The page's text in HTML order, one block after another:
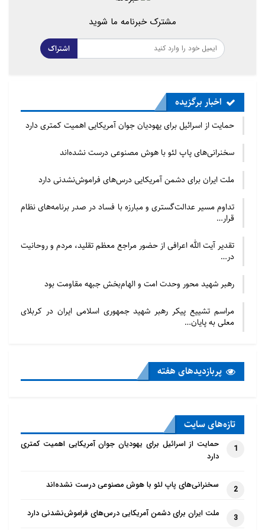
حمله روز پنج‌شنبه در محل مسجد شهر اوپسالا حاضر
جامعه مسلمان سوئد به یادگار گذاشتند.
مطالبی که در قلب‌های کوچک و رنگارنگی تعبیه شده بود
آن‌ها را بر روی درب‌ و
دیوار مسجد چسباندند.
منبع : ابنا
مشترک خبرنامه ما شوید
اشتراک
اخبار برگزیده
حمایت از اسرائیل برای یهودیان جوان آمریکایی اهمیت کمتری دارد
سخنرانی‌های پاپ لئو با هوش مصنوعی درست نشده‌اند
ملت ایران برای دشمن آمریکایی درس‌های فراموش‌نشدنی دارد
تداوم مسیر عدالت‌گستری و مبارزه با فساد در صدر برنامه‌های نظام
قرار…
تقدیر آیت الله اعرافی از حضور مراجع معظم تقلید، مردم و روحانیت
در…
رهبر شهید محور وحدت امت و الهام‌بخش جبهه مقاومت بود
مراسم تشییع پیکر رهبر شهید جمهوری اسلامی ایران در کربلای
معلی به پایان…
پربازدید‌های هفته
تازه‌‌های سایت
1
حمایت از اسرائیل برای یهودیان جوان آمریکایی اهمیت کمتری
دارد
2 سخنرانی‌های پاپ لئو با هوش مصنوعی درست نشده‌اند
3 ملت ایران برای دشمن آمریکایی درس‌های فراموش‌نشدنی دارد